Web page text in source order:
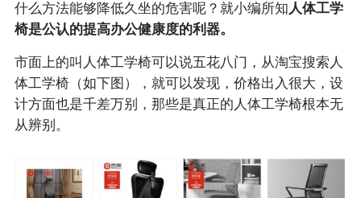
什么方法能够降低久坐的危害呢？就小编所知人体工学
椅是公认的提高办公健康度的利器。
市面上的叫人体工学椅可以说五花八门，从淘宝搜索人
体工学椅（如下图），就可以发现，价格出入很大，设
计方面也是千差万别，那些是真正的人体工学椅根本无
从辨别。